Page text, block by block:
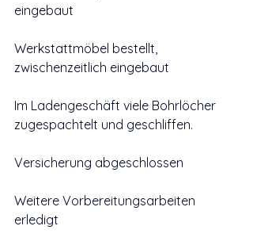
eingebaut
Werkstattmöbel bestellt,
zwischenzeitlich eingebaut
Im Ladengeschäft viele Bohrlöcher
zugespachtelt und geschliffen.
Versicherung abgeschlossen
Weitere Vorbereitungsarbeiten
erledigt